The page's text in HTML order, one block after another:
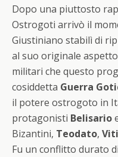
Dopo una piuttosto
Ostrogoti arrivò il
Giustiniano stabilì di
al suo originale
militari che questo
cosiddetta Guerra
il potere ostrogoto in
protagonisti Belisario
Bizantini, Teodato,
Fu un conflitto durato